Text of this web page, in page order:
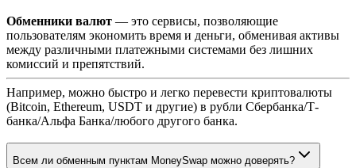
Обменники валют — это сервисы, позволяющие
пользователям экономить время и деньги, обменивая активы
между различными платежными системами без лишних
комиссий и препятствий.
Например, можно быстро и легко перевести криптовалюты
(Bitcoin, Ethereum, USDT и другие) в рубли Сбербанка/Т-
банка/Альфа Банка/любого другого банка.
Всем ли обменным пунктам MoneySwap можно доверять?